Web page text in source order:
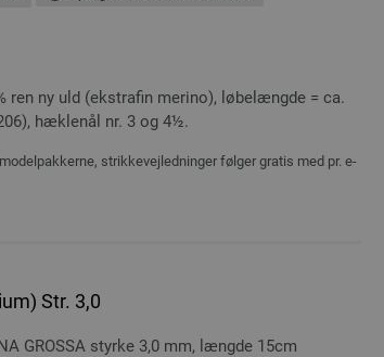
ren ny uld (ekstrafin merino), løbelængde = ca.
hæklenål nr. 3 og 4½.
strikkevejledninger følger gratis med pr. e-
Str. 3,0
GROSSA styrke 3,0 mm, længde 15cm